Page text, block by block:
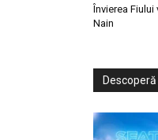
Învierea Fiului
Nain